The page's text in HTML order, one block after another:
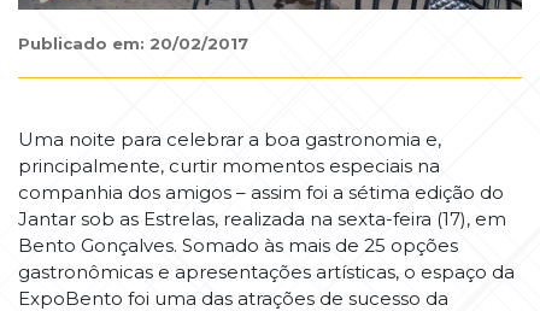
Publicado em: 20/02/2017
Uma noite para celebrar a boa gastronomia e,
principalmente, curtir momentos especiais na
companhia dos amigos – assim foi a sétima edição do
Jantar sob as Estrelas, realizada na sexta-feira (17), em
Bento Gonçalves. Somado às mais de 25 opções
gastronômicas e apresentações artísticas, o espaço da
ExpoBento foi uma das atrações de sucesso da